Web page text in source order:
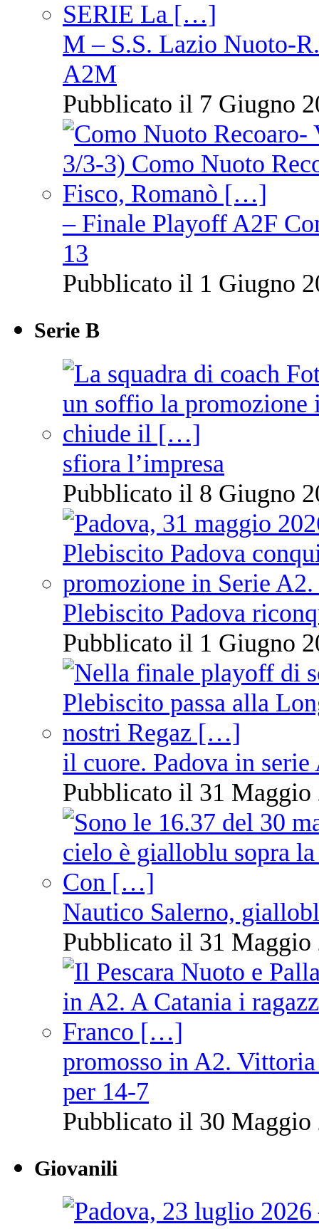
M – S.S. Lazio Nuoto-
A2M
Pubblicato il 7 Giugno
– Finale Playoff A2F
13
Pubblicato il 1 Giugno
Serie B
sfiora l’impresa
Pubblicato il 8 Giugno
Plebiscito Padova
Pubblicato il 1 Giugno
il cuore. Padova in serie
Pubblicato il 31 Maggio
Nautico Salerno,
Pubblicato il 31 Maggio
promosso in A2.
per 14-7
Pubblicato il 30 Maggio
Giovanili